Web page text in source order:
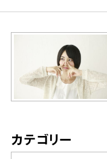
カテゴリー